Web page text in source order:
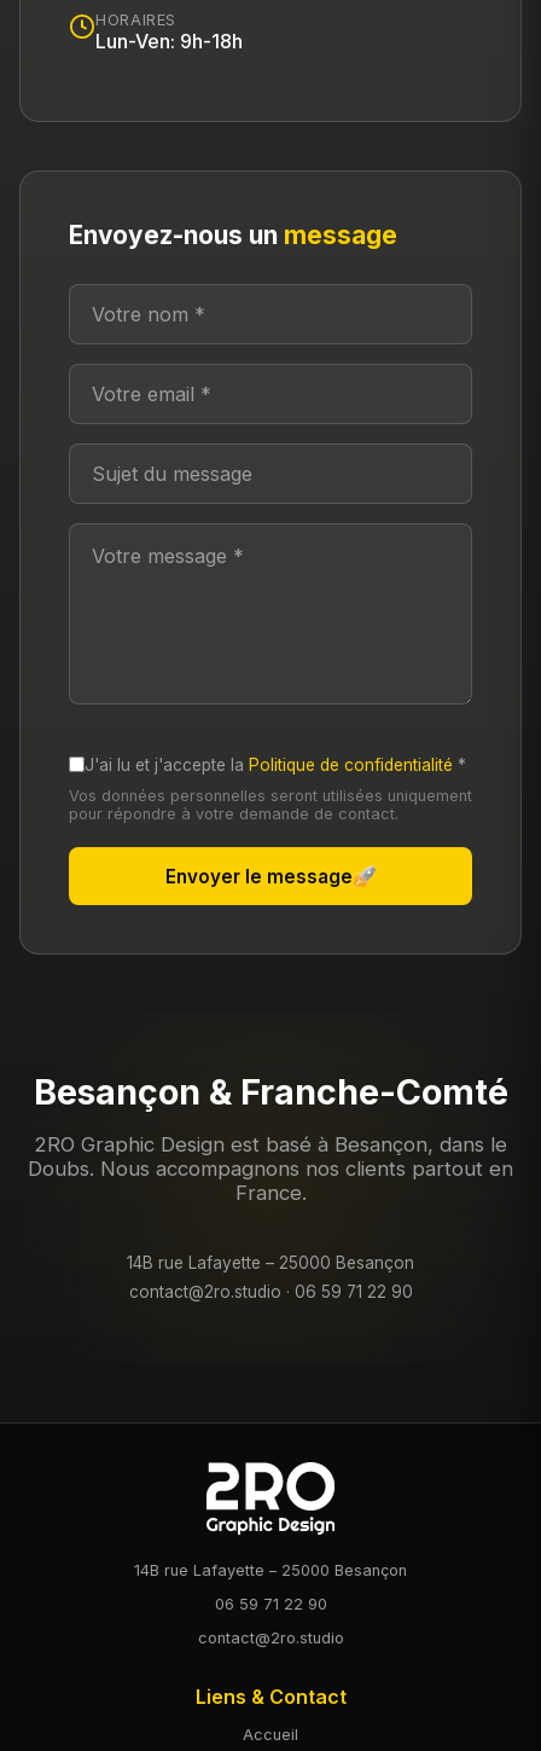
HORAIRES
Lun-Ven: 9h-18h
Envoyez-nous un message
J'ai lu et j'accepte la Politique de confidentialité *
Vos données personnelles seront utilisées uniquement
pour répondre à votre demande de contact.
Envoyer le message
Besançon & Franche-Comté
2RO Graphic Design est basé à Besançon, dans le
Doubs. Nous accompagnons nos clients partout en
France.
14B rue Lafayette – 25000 Besançon
contact@2ro.studio · 06 59 71 22 90
14B rue Lafayette – 25000 Besançon
06 59 71 22 90
contact@2ro.studio
Liens & Contact
Accueil